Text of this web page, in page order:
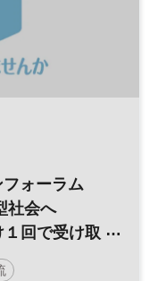
フォーラム
社会へ
回で受け取